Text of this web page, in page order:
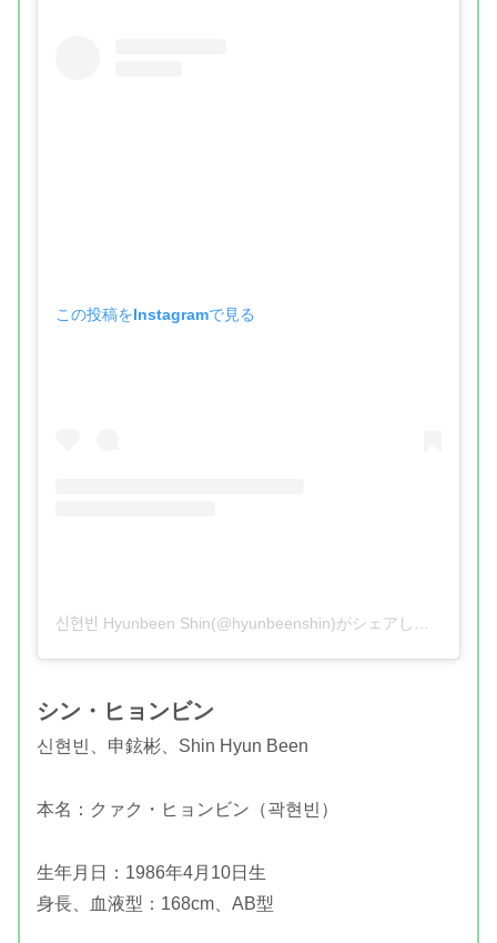
この投稿をInstagramで見る
신현빈 Hyunbeen Shin(@hyunbeenshin)がシェアした投稿
シン・ヒョンビン
신현빈、 申鉉彬、Shin Hyun Been
本名：クァク・ヒョンビン（곽현빈）
生年月日：1986年4月10日生
身長、血液型：168cm、AB型